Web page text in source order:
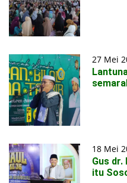
27 Mei
18 Mei
Gus
itu